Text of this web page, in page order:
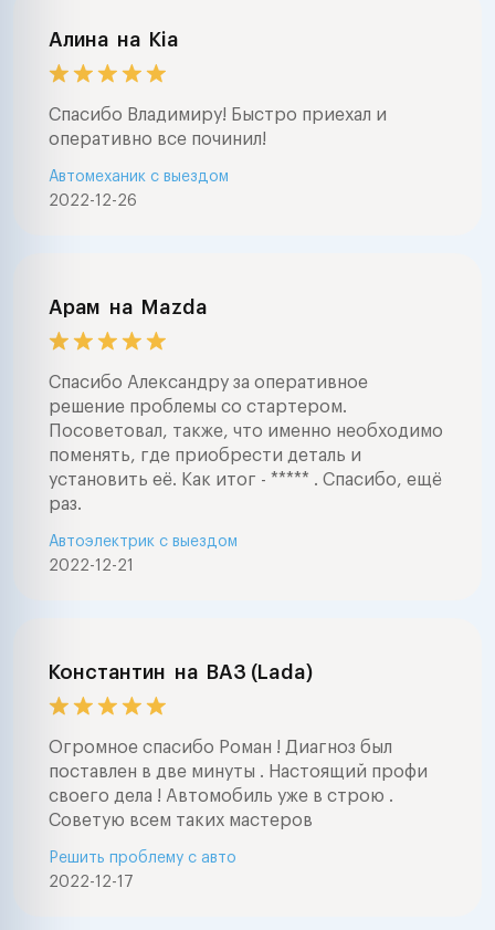
Алина на Kia
Спасибо Владимиру! Быстро приехал и
оперативно все починил!
2022-12-26
Автомеханик с выездом
Арам на Mazda
Спасибо Александру за оперативное
решение проблемы со стартером.
Посоветовал, также, что именно необходимо
поменять, где приобрести деталь и
установить её. Как итог - ***** . Спасибо, ещё
раз.
2022-12-21
Автоэлектрик с выездом
Константин на ВАЗ (Lada)
Огромное спасибо Роман ! Диагноз был
поставлен в две минуты . Настоящий профи
своего дела ! Автомобиль уже в строю .
Советую всем таких мастеров
2022-12-17
Решить проблему с авто